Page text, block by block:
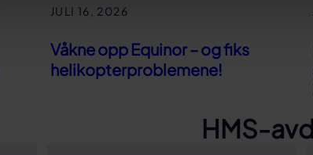
JULI 16, 2026
Våkne opp Equinor – og fiks
helikopterproblemene!
HMS-